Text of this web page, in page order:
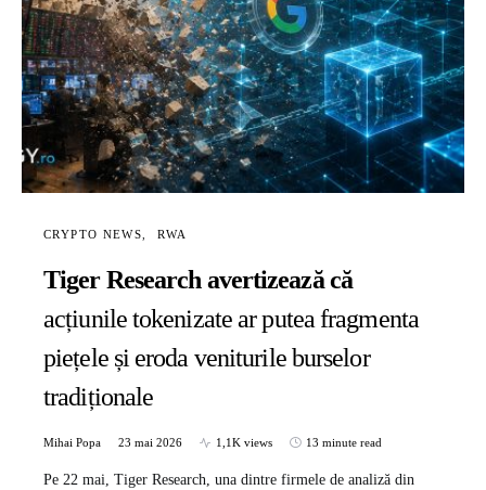
CRYPTO NEWS RWA
Tiger Research avertizează că
acțiunile tokenizate ar putea fragmenta
piețele și eroda veniturile burselor
tradiționale
Mihai Popa 23 mai 2026 1,1K views 13 minute read
Pe 22 mai, Tiger Research, una dintre firmele de analiză din